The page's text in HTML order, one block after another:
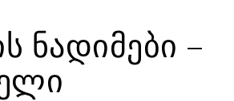
ნადიმები –